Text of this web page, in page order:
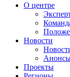
О центре
Новости
Проекты